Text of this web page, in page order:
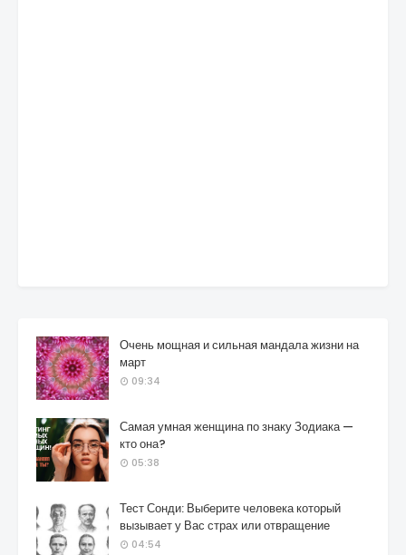
Очень мощная и сильная мандала жизни на
март
09:34
Самая умная женщина по знаку Зодиака —
кто она?
05:38
Тест Сонди: Выберите человека который
вызывает у Вас страх или отвращение
04:54